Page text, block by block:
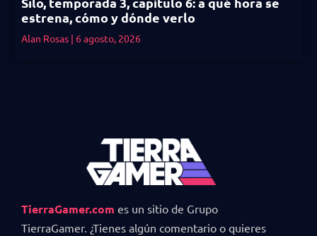
estrena, cómo y dónde verlo
Alan Rosas 6 agosto, 2026
TierraGamer.com es un sitio de Grupo
TierraGamer. ¿Tienes algún comentario o quieres